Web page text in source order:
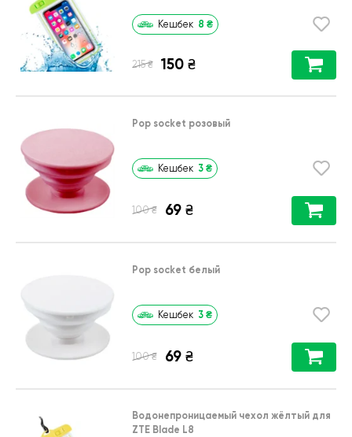
Кешбек 8 ₴
215 ₴ 150 ₴
Pop socket розовый
Кешбек 3 ₴
100 ₴ 69 ₴
Pop socket белый
Кешбек 3 ₴
100 ₴ 69 ₴
Водонепроницаемый чехол жёлтый для
ZTE Blade L8